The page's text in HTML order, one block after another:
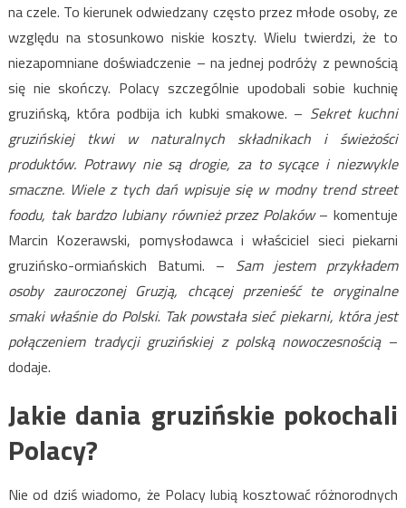
na czele. To kierunek odwiedzany często przez młode osoby, ze
względu na stosunkowo niskie koszty. Wielu twierdzi, że to
niezapomniane doświadczenie – na jednej podróży z pewnością
się nie skończy. Polacy szczególnie upodobali sobie kuchnię
gruzińską, która podbija ich kubki smakowe. – Sekret kuchni
gruzińskiej tkwi w naturalnych składnikach i świeżości
produktów. Potrawy nie są drogie, za to sycące i niezwykle
smaczne. Wiele z tych dań wpisuje się w modny trend street
foodu, tak bardzo lubiany również przez Polaków– komentuje
Marcin Kozerawski, pomysłodawca i właściciel sieci piekarni
gruzińsko-ormiańskich Batumi. – Sam jestem przykładem
osoby zauroczonej Gruzją, chcącej przenieść te oryginalne
smaki właśnie do Polski. Tak powstała sieć piekarni, która jest
połączeniem tradycji gruzińskiej z polską nowoczesnością–
dodaje.
Jakie dania gruzińskie pokochali
Polacy?
Nie od dziś wiadomo, że Polacy lubią kosztować różnorodnych